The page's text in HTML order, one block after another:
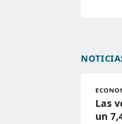
Las
un